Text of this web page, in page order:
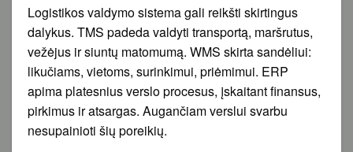
Logistikos valdymo sistema gali reikšti skirtingus
dalykus. TMS padeda valdyti transportą, maršrutus,
vežėjus ir siuntų matomumą. WMS skirta sandėliui:
likučiams, vietoms, surinkimui, priėmimui. ERP
apima platesnius verslo procesus, įskaitant finansus,
pirkimus ir atsargas. Augančiam verslui svarbu
nesupainioti šių poreikių.